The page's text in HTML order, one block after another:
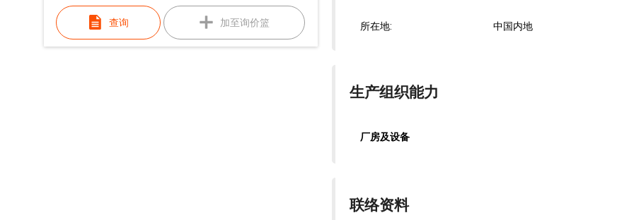
查询 加至询价篮 所在地: 中国内地
生产组织能力
厂房及设备
联络资料